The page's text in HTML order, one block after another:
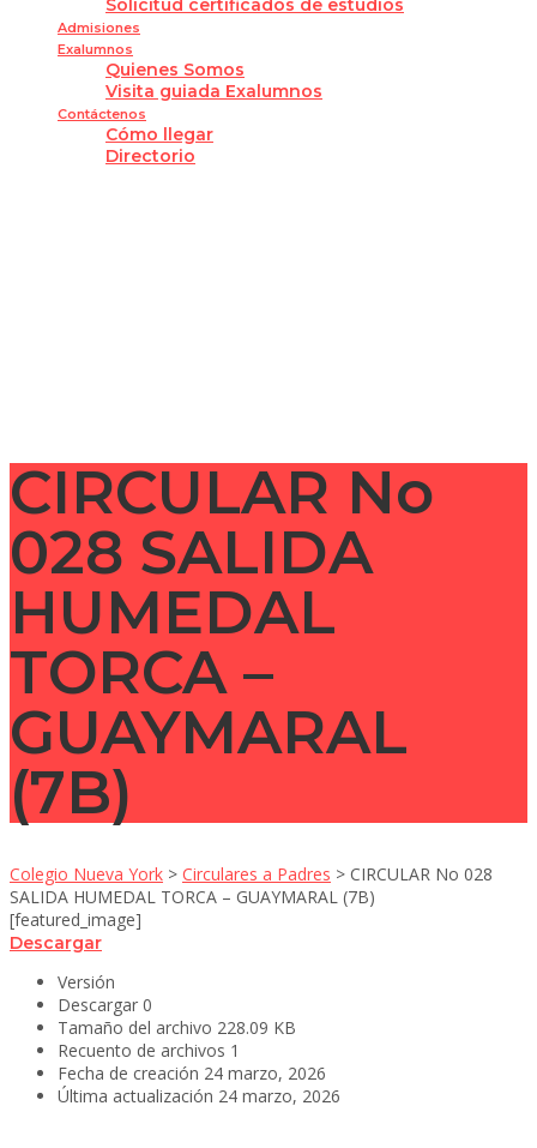
Solicitud certificados de estudios
Admisiones
Exalumnos
Quienes Somos
Visita guiada Exalumnos
Contáctenos
Cómo llegar
Directorio
CIRCULAR No
028 SALIDA
HUMEDAL
TORCA –
GUAYMARAL
(7B)
Colegio Nueva York > Circulares a Padres > CIRCULAR No 028
SALIDA HUMEDAL TORCA – GUAYMARAL (7B)
[featured_image]
Descargar
Versión
Descargar 0
Tamaño del archivo 228.09 KB
Recuento de archivos 1
Fecha de creación 24 marzo, 2026
Última actualización 24 marzo, 2026